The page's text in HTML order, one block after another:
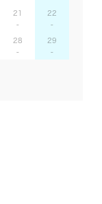
21 22
28 29